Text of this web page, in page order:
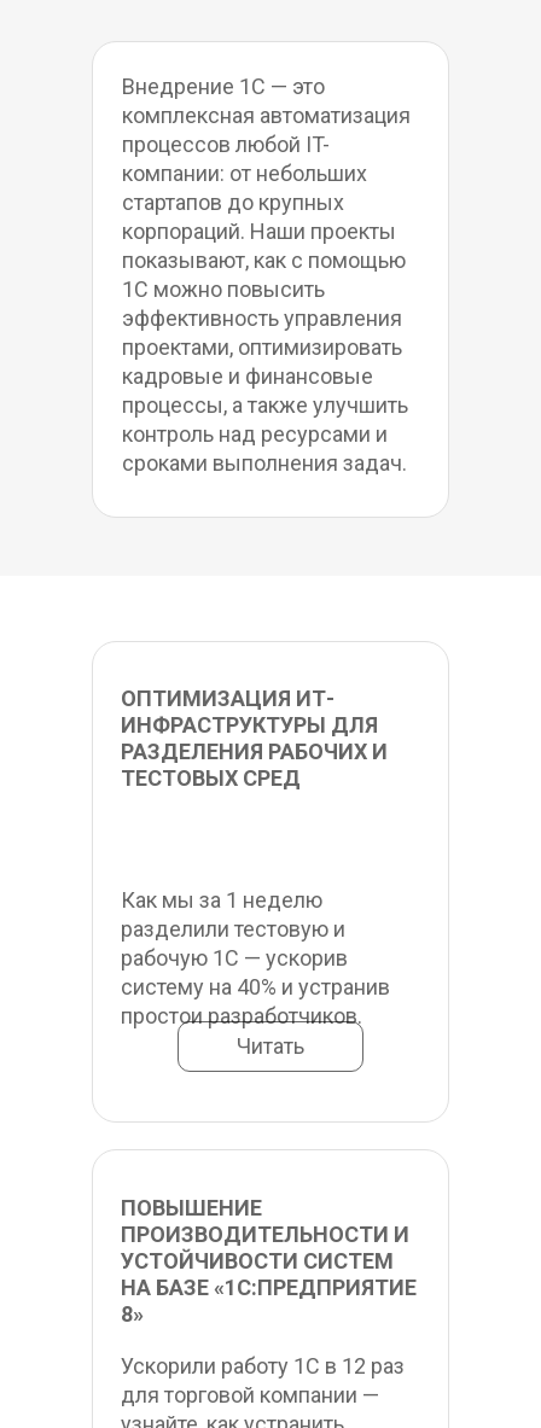
Внедрение 1С — это
комплексная автоматизация
процессов любой IT-
компании: от небольших
стартапов до крупных
корпораций. Наши проекты
показывают, как с помощью
1С можно повысить
эффективность управления
проектами, оптимизировать
кадровые и финансовые
процессы, а также улучшить
контроль над ресурсами и
сроками выполнения задач.
Читать
ОПТИМИЗАЦИЯ ИТ-
ИНФРАСТРУКТУРЫ ДЛЯ
РАЗДЕЛЕНИЯ РАБОЧИХ И
ТЕСТОВЫХ СРЕД
Как мы за 1 неделю
разделили тестовую и
рабочую 1С — ускорив
систему на 40% и устранив
простои разработчиков.
ПОВЫШЕНИЕ
ПРОИЗВОДИТЕЛЬНОСТИ И
УСТОЙЧИВОСТИ СИСТЕМ
НА БАЗЕ «1С:ПРЕДПРИЯТИЕ
8»
Ускорили работу 1С в 12 раз
для торговой компании —